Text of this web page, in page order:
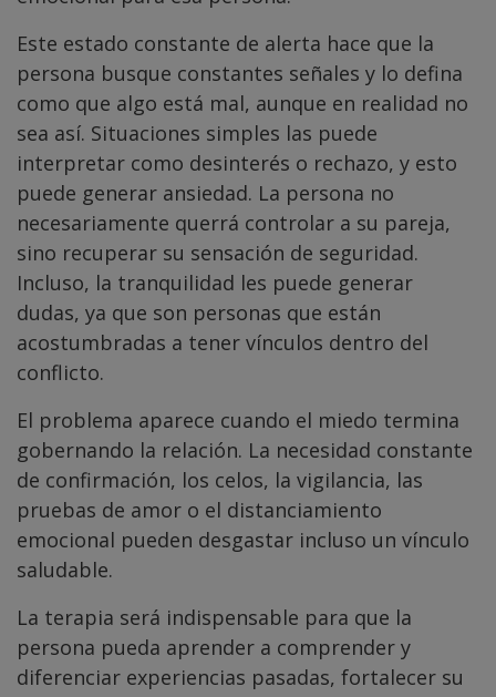
Este estado constante de alerta hace que la
persona busque constantes señales y lo defina
como que algo está mal, aunque en realidad no
sea así. Situaciones simples las puede
interpretar como desinterés o rechazo, y esto
puede generar ansiedad. La persona no
necesariamente querrá controlar a su pareja,
sino recuperar su sensación de seguridad.
Incluso, la tranquilidad les puede generar
dudas, ya que son personas que están
acostumbradas a tener vínculos dentro del
conflicto.
El problema aparece cuando el miedo termina
gobernando la relación. La necesidad constante
de confirmación, los celos, la vigilancia, las
pruebas de amor o el distanciamiento
emocional pueden desgastar incluso un vínculo
saludable.
La terapia será indispensable para que la
persona pueda aprender a comprender y
diferenciar experiencias pasadas, fortalecer su